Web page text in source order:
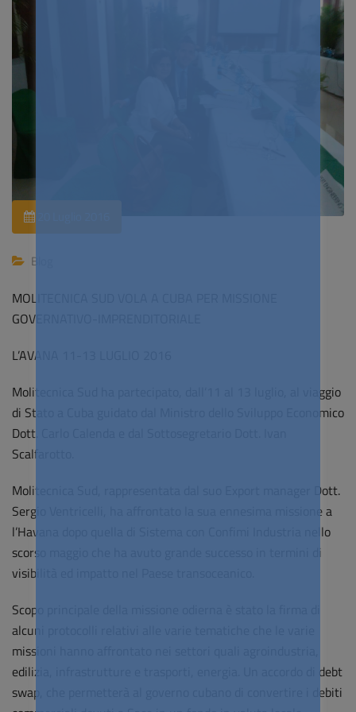
Blog
MOLITECNICA SUD VOLA A CUBA PER MISSIONE
GOVERNATIVO-IMPRENDITORIALE
L’AVANA 11-13 LUGLIO 2016
Molitecnica Sud ha partecipato, dall’11 al 13 luglio, al viaggio
di Stato a Cuba guidato dal Ministro dello Sviluppo Economico
Dott. Carlo Calenda e dal Sottosegretario Dott. Ivan
Scalfarotto.
Molitecnica Sud, rappresentata dal suo Export manager Dott.
Sergio Ventricelli, ha affrontato la sua ennesima missione a
l’Havana dopo quella di Sistema con Confimi Industria nello
scorso maggio che ha avuto grande successo in termini di
visibilità ed impatto nel Paese transoceanico.
Scopo principale della missione odierna è stato la firma di
alcuni protocolli relativi alle varie tematiche che le varie
missioni hanno affrontato nei settori quali agroindustria,
edilizia, infrastrutture e trasporti, energia. Un accordo di debt
swap, che permetterà al governo cubano di convertire i debiti